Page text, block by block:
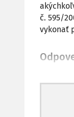
č. 595/
vykonať